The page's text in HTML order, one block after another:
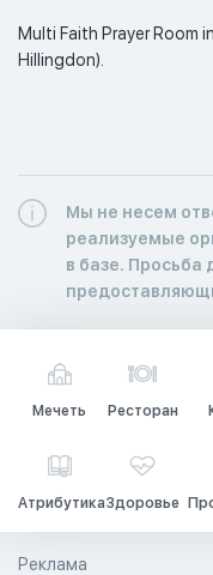
Multi Faith Prayer Room
Hillingdon).
Мы не несем
реализуемые
в базе. Просьба
Мечеть Ресторан
АтрибутикаЗдоровье
Реклама